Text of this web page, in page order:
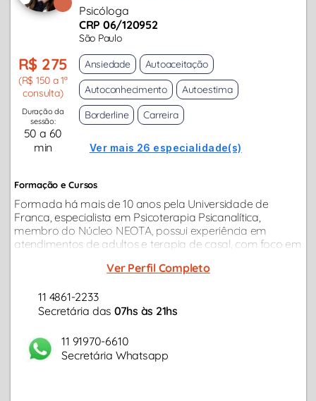
Psicóloga
CRP 06/120952
São Paulo
R$ 275
(R$ 150 a 1ª
consulta)
Duração da
sessão:
50 a 60
min
Ansiedade
Autoaceitação
Autoconhecimento
Autoestima
Borderline
Carreira
Ver mais 26 especialidade(s)
Formação e Cursos
Formada há mais de 10 anos pela Universidade de
Franca, especialista em Psicoterapia Psicanalítica,
membro do Núcleo NEOTA, possui experiência em
atendimentos de adultos e terapia de casal, com foco em
relacionamentos, conflitos profissionais, depressão...
Ver Perfil Completo
11 4861-2233
Secretária das 07hs às 21hs
11 91970-6610
Secretária Whatsapp